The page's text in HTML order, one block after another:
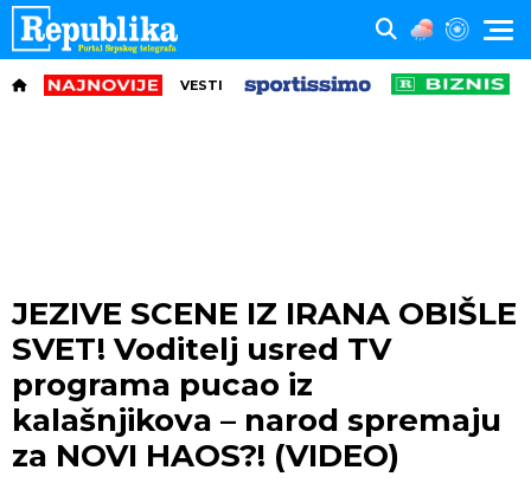
VESTI
JEZIVE SCENE IZ IRANA OBIŠLE
SVET! Voditelj usred TV
programa pucao iz
kalašnjikova – narod spremaju
za NOVI HAOS?! (VIDEO)